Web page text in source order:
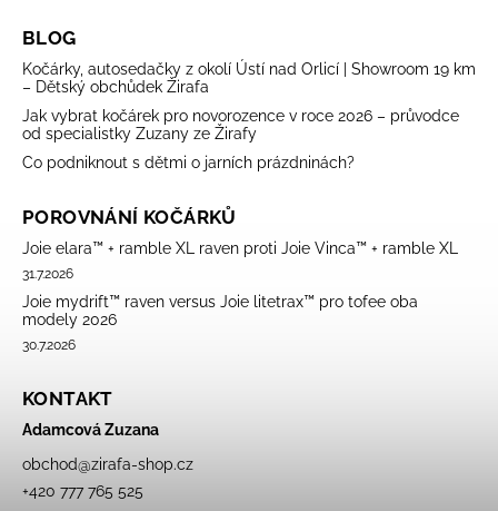
BLOG
Kočárky, autosedačky z okolí Ústí nad Orlicí | Showroom 19 km
– Dětský obchůdek Žirafa
Jak vybrat kočárek pro novorozence v roce 2026 – průvodce
od specialistky Zuzany ze Žirafy
Co podniknout s dětmi o jarních prázdninách?
POROVNÁNÍ KOČÁRKŮ
Joie elara™ + ramble XL raven proti Joie Vinca™ + ramble XL
31.7.2026
Joie mydrift™ raven versus Joie litetrax™ pro tofee oba
modely 2026
30.7.2026
KONTAKT
Adamcová Zuzana
obchod@zirafa-shop.cz
+420 777 765 525